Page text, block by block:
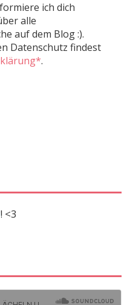
ich dich
alle
auf dem Blog :).
Datenschutz findest
.
! <3